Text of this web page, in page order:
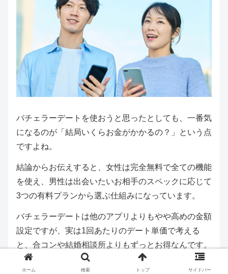
バチェラーデートを使おうと思ったとしても、一番気
になるのが「結局いくらお金がかかるの？」という点
ですよね。
結論からお伝えすると、女性は完全無料で全ての機能
を使え、男性は出会いたいお相手のスペックに応じて
3つの有料プランから選ぶ仕組みになっています。
バチェラーデートは他のアプリよりもやや高めの金額
設定ですが、実は1回あたりのデート単価で考える
と、合コンや結婚相談所よりもずっとお得なんです。
ここでは、プランの選び方と、絶対に損をしないため
ホーム 検索 トップ サイドバー